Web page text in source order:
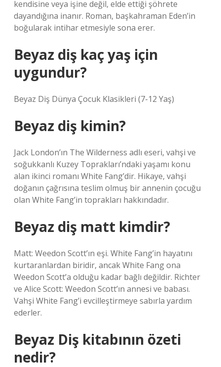
kendisine veya işine değil, elde ettiği şöhrete
dayandığına inanır. Roman, başkahraman Eden’in
boğularak intihar etmesiyle sona erer.
Beyaz diş kaç yaş için
uygundur?
Beyaz Diş Dünya Çocuk Klasikleri (7-12 Yaş)
Beyaz diş kimin?
Jack London’ın The Wilderness adlı eseri, vahşi ve
soğukkanlı Kuzey Toprakları’ndaki yaşamı konu
alan ikinci romanı White Fang’dir. Hikaye, vahşi
doğanın çağrısına teslim olmuş bir annenin çocuğu
olan White Fang’in toprakları hakkındadır.
Beyaz diş matt kimdir?
Matt: Weedon Scott’ın eşi. White Fang’in hayatını
kurtaranlardan biridir, ancak White Fang ona
Weedon Scott’a olduğu kadar bağlı değildir. Richter
ve Alice Scott: Weedon Scott’ın annesi ve babası.
Vahşi White Fang’i evcilleştirmeye sabırla yardım
ederler.
Beyaz Diş kitabının özeti
nedir?